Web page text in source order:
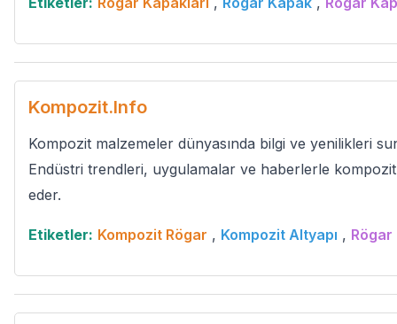
Kompozit.Info
Kompozit malzemeler dünyasında bilgi ve yenilikleri
Endüstri trendleri, uygulamalar ve haberlerle
eder.
Etiketler: Kompozit Rögar , Kompozit Altyapı , Rögar